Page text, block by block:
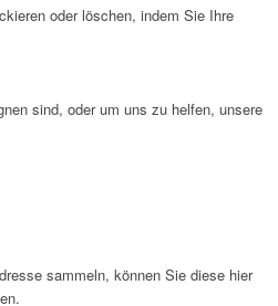
oder löschen, indem Sie Ihre
sind, oder um uns zu helfen, unsere
sammeln, können Sie diese hier